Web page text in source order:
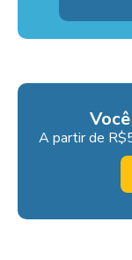
A partir de